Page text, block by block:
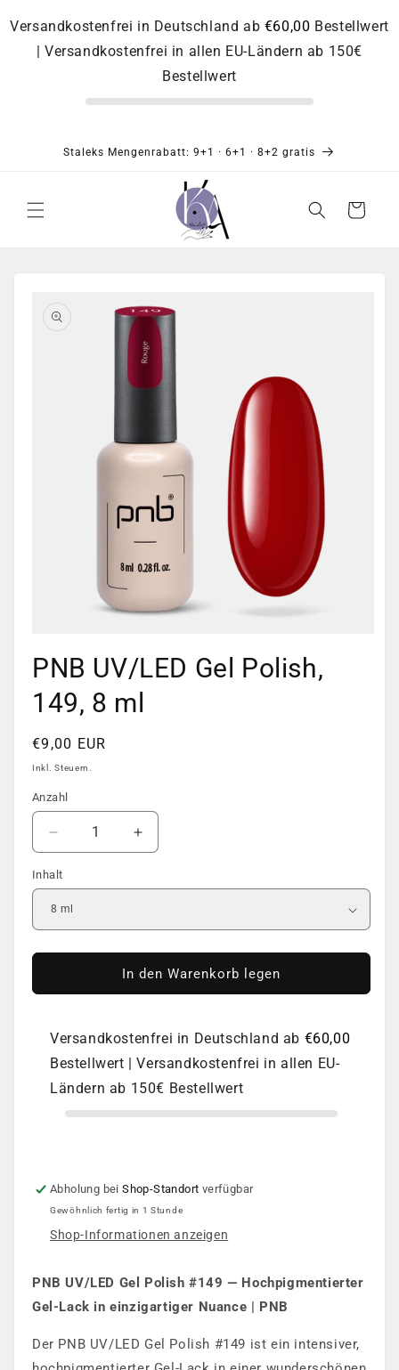
Versandkostenfrei in Deutschland ab €60,00 Bestellwert
| Versandkostenfrei in allen EU-Ländern ab 150€
Bestellwert
zum
Inhalt
Staleks Mengenrabatt: 9+1 · 6+1 · 8+2 gratis
Warenkorb
in
Modal
öffnen
PNB UV/LED Gel Polish,
149, 8 ml
Normaler
Preis
€9,00 EUR
Inkl. Steuern.
Anzahl
Anzahl
Verringere
die
Menge
PNB
UV/LED
Gel
Erhöhe
die
UV/LED
Gel
Polish,
Inhalt
In den Warenkorb legen
Versandkostenfrei in Deutschland ab €60,00
Bestellwert | Versandkostenfrei in allen EU-
Ländern ab 150€ Bestellwert
Abholung beiShop-Standort verfügbar
Gewöhnlich fertig in 1 Stunde
Shop-Informationen anzeigen
PNB UV/LED Gel Polish #149 — Hochpigmentierter
Gel-Lack in einzigartiger Nuance | PNB
Der PNB UV/LED Gel Polish #149 ist ein intensiver,